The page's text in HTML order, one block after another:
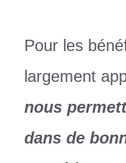
Pour les
largement
nous
dans de